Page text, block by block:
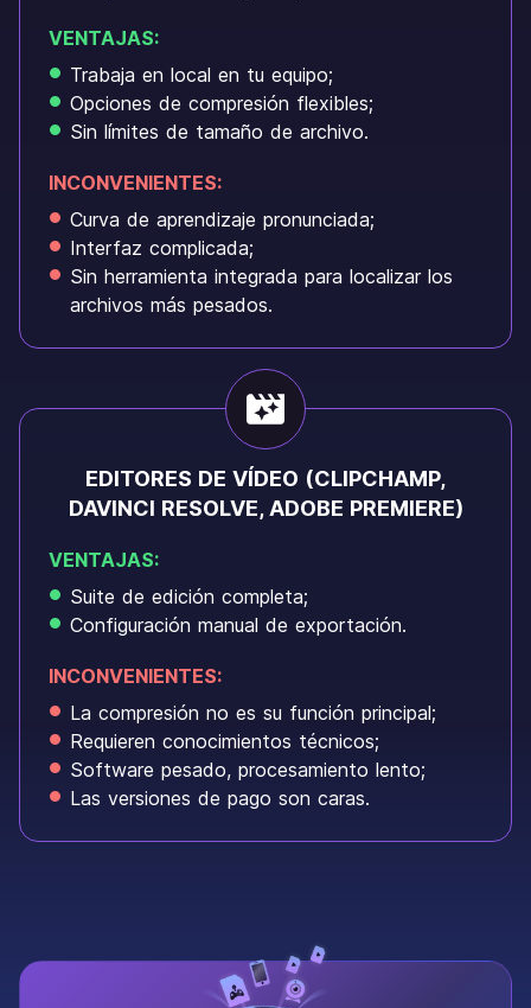
VENTAJAS:
Trabaja en local en tu equipo;
Opciones de compresión flexibles;
Sin límites de tamaño de archivo.
INCONVENIENTES:
Curva de aprendizaje pronunciada;
Interfaz complicada;
Sin herramienta integrada para localizar los
archivos más pesados.
EDITORES DE VÍDEO (CLIPCHAMP,
DAVINCI RESOLVE, ADOBE PREMIERE)
VENTAJAS:
Suite de edición completa;
Configuración manual de exportación.
INCONVENIENTES:
La compresión no es su función principal;
Requieren conocimientos técnicos;
Software pesado, procesamiento lento;
Las versiones de pago son caras.